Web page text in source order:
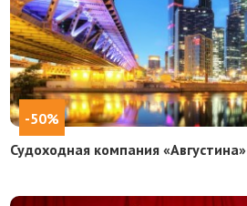
-50%
Судоходная компания «Августина»